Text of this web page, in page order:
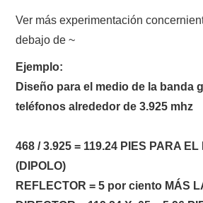
Ver más experimentación
debajo de ~
Ejemplo:
Diseño para el medio de la banda
teléfonos alrededor de 3.925 mhz
468 / 3.925 = 119.24 PIES PARA EL
(DIPOLO)
REFLECTOR = 5 por ciento MÁS